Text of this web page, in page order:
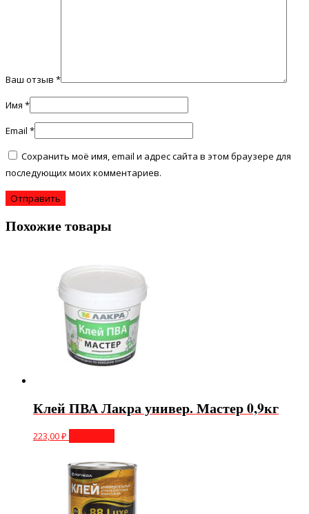
Ваш отзыв *
Имя *
Email *
Сохранить моё имя, email и адрес сайта в этом браузере для
последующих моих комментариев.
Похожие товары
Клей ПВА Лакра универ. Мастер 0,9кг
223,00₽